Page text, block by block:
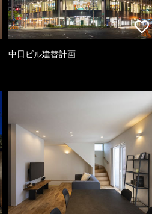
中日ビル建替計画